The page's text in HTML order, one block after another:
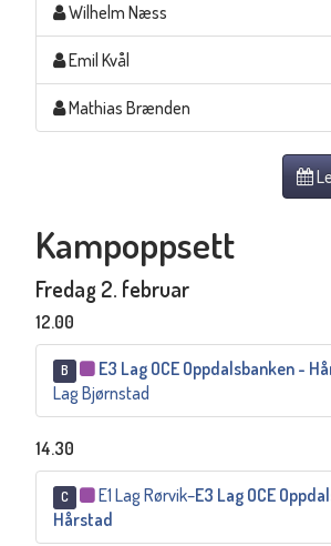
Wilhelm Næss
Emil Kvål
Mathias Brænden
Kampoppsett
Fredag 2. februar
12.00
B E3 Lag OCE Oppdalsbanken -
Lag Bjørnstad
14.30
C E1 Lag Rørvik–E3 Lag OCE
Hårstad